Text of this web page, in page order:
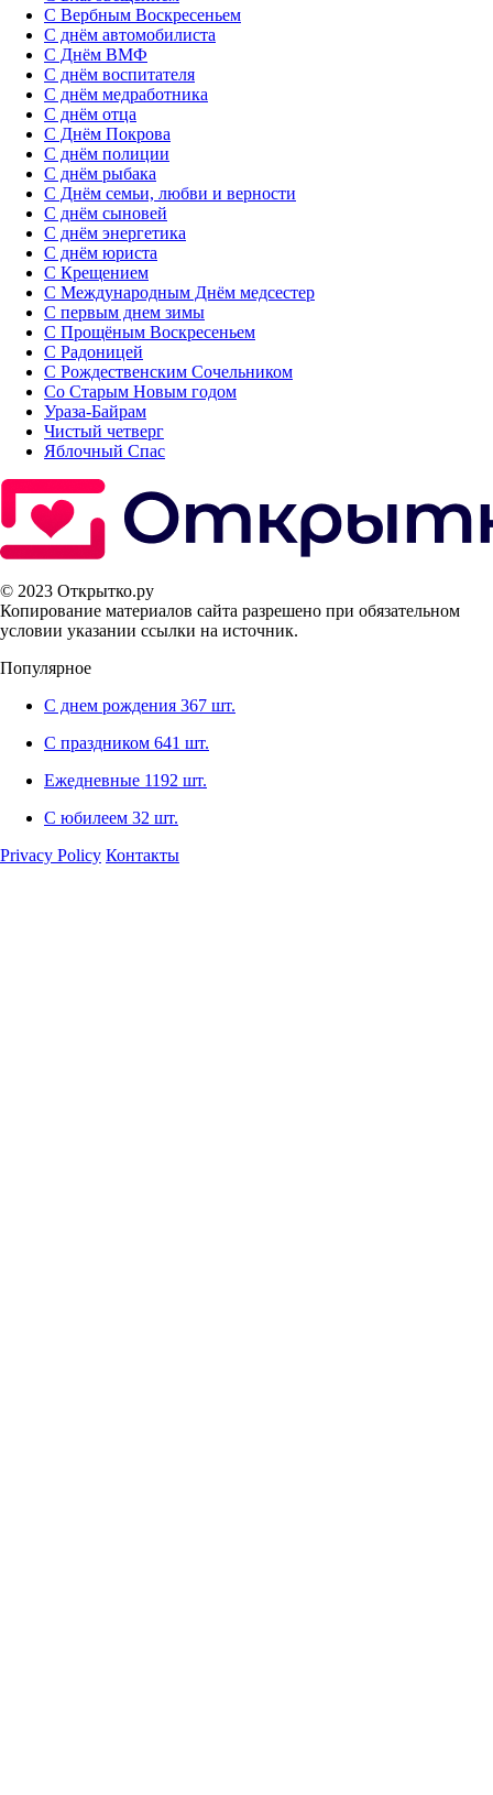
С Вербным Воскресеньем
С днём автомобилиста
С Днём ВМФ
С днём воспитателя
С днём медработника
С днём отца
С Днём Покрова
С днём полиции
С днём рыбака
С Днём семьи, любви и верности
С днём сыновей
С днём энергетика
С днём юриста
С Крещением
С Международным Днём медсестер
С первым днем зимы
С Прощёным Воскресеньем
С Радоницей
С Рождественским Сочельником
Со Старым Новым годом
Ураза-Байрам
Чистый четверг
Яблочный Спас
© 2023 Открытко.ру
Копирование материалов сайта разрешено при обязательном
условии указании ссылки на источник.
Популярное
С днем рождения 367 шт.
С праздником 641 шт.
Ежедневные 1192 шт.
С юбилеем 32 шт.
Privacy Policy Контакты